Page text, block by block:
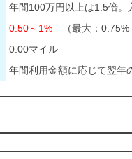
年間100万円以上は1.5倍。
0.50～1% （最大：0.75%
0.00マイル
年間利用金額に応じて翌年